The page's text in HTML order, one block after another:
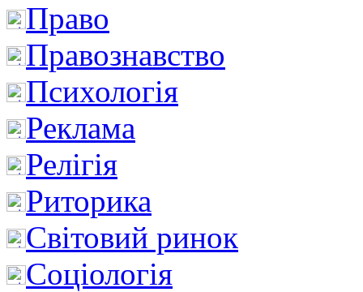
Право
Правознавство
Психологія
Реклама
Релігія
Риторика
Світовий ринок
Соціологія